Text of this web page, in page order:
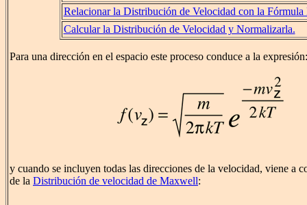
Relacionar la Distribución de Velocidad con la Fórmula
Calcular la Distribución de Velocidad y Normalizarla.
Para una dirección en el espacio este proceso conduce a la expresión:
y cuando se incluyen todas las direcciones de la velocidad, viene a
de la Distribución de velocidad de Maxwell: